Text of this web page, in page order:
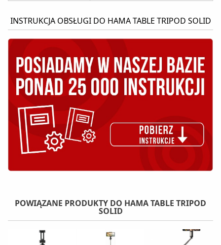
INSTRUKCJA OBSŁUGI DO HAMA TABLE TRIPOD SOLID
POWIĄZANE PRODUKTY DO HAMA TABLE TRIPOD
SOLID